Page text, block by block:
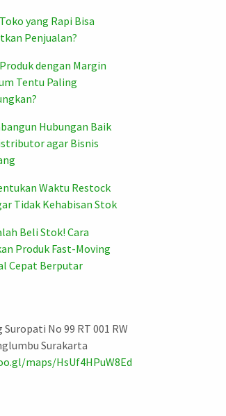
yang Rapi Bisa
Penjualan?
dengan Margin
Tentu Paling
Hubungan Baik
agar Bisnis
Waktu Restock
Tidak Kehabisan Stok
Beli Stok! Cara
Produk Fast-Moving
Cepat Berputar
No 99 RT 001 RW
Surakarta
maps/HsUf4HPuW8Ed